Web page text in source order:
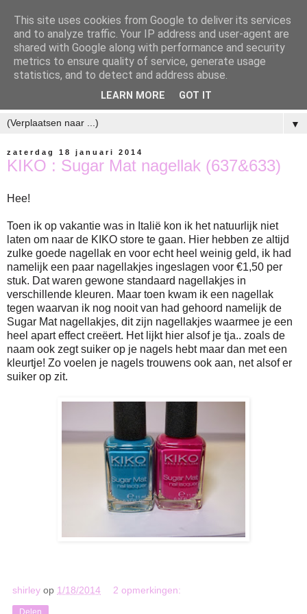
▼
zaterdag 18 januari 2014
KIKO : Sugar Mat nagellak (637&633)
Hee!
Toen ik op vakantie was in Italië kon ik het natuurlijk niet
laten om naar de KIKO store te gaan. Hier hebben ze altijd
zulke goede nagellak en voor echt heel weinig geld, ik had
namelijk een paar nagellakjes ingeslagen voor €1,50 per
stuk. Dat waren gewone standaard nagellakjes in
verschillende kleuren. Maar toen kwam ik een nagellak
tegen waarvan ik nog nooit van had gehoord namelijk de
Sugar Mat nagellakjes, dit zijn nagellakjes waarmee je een
heel apart effect creëert. Het lijkt hier alsof je tja.. zoals de
naam ook zegt suiker op je nagels hebt maar dan met een
kleurtje! Zo voelen je nagels trouwens ook aan, net alsof er
suiker op zit.
shirley op 1/18/2014 2 opmerkingen:
Delen
This site uses cookies from Google to deliver its services
and to analyze traffic. Your IP address and user-agent are
shared with Google along with performance and security
metrics to ensure quality of service, generate usage
statistics, and to detect and address abuse.
LEARN MORE GOT IT